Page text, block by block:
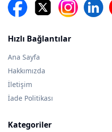
Hızlı Bağlantılar
Ana Sayfa
Hakkımızda
İletişim
İade Politikası
Kategoriler